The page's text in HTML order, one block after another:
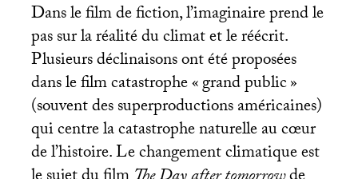
Dans le film de fiction, l’imaginaire prend le
pas sur la réalité du climat et le réécrit.
Plusieurs déclinaisons ont été proposées
dans le film catastrophe «grand public»
(souvent des superproductions américaines)
qui centre la catastrophe naturelle au cœur
de l’histoire. Le changement climatique est